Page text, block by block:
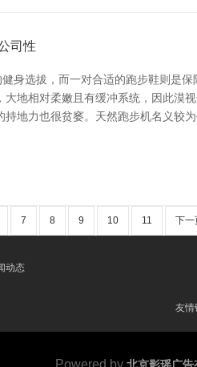
司性
身选拔，而一对合适的跑步鞋则是
地相对柔嫩且有缓冲系统，因此漠
地力也很贫窭。天然跑步机名义
7 8 9 10 11 下一
动态
友情
Powered by